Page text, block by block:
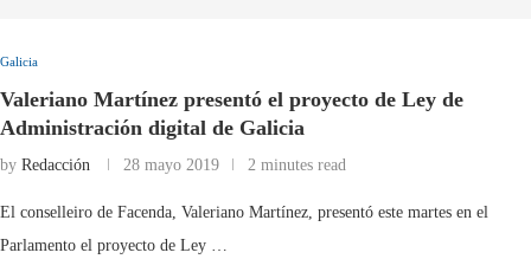
Galicia
Valeriano Martínez presentó el proyecto de Ley de
Administración digital de Galicia
by Redacción 28 mayo 2019 2 minutes read
El conselleiro de Facenda, Valeriano Martínez, presentó este martes en el
Parlamento el proyecto de Ley …